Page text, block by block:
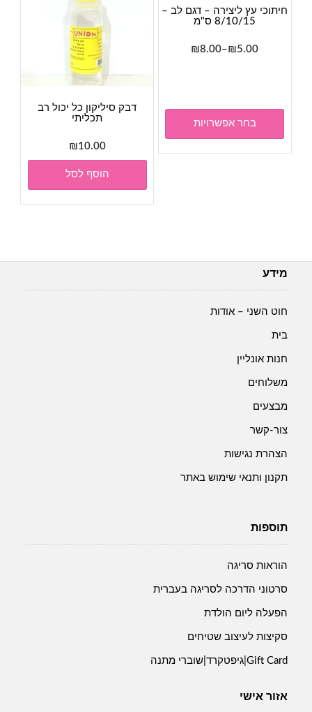
חיתוכי עץ ליצירה – דגם לב –
8/10/15 ס"מ
₪5.00
–
₪8.00
טווח
⁦₪8.00⁩
בחר אפשרויות
לבחור
דבק סיליקון כל יכול רב
תכליתי
₪10.00
הוסף לסל
מידע
חוט השני – אודות
בית
חנות אונליין
משלוחים
מבצעים
צור-קשר
הצהרת נגישות
תקנון ותנאי שימוש באתר
תוספות
הוראות סריגה
סרטוני הדרכה לסריגה בעברית
הפעלה ליום הולדת
סקיצות לעיצוב שטיחים
Gift Card|גיפטקרד|שוברי מתנה
אזור אישי